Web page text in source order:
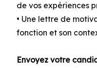
de vos expériences
• Une lettre de
fonction et son
Envoyez votre